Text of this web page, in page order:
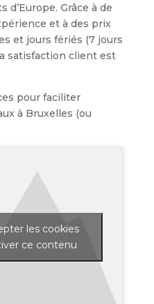
Grâce à de
et à des prix
et jours fériés (7 jours
satisfaction client est
pour faciliter
à Bruxelles (ou
les cookies
ce contenu